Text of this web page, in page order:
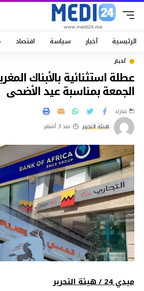
الرئيسية أخبار سياسة اقتصاد
أخبار
عطلة استثنائية بالأبناك
الجمعة بمناسبة عيد الأضحى
هيئة التحرير منذ 3 أشهر
شارك
ميدي 24 / هيئة التحرير